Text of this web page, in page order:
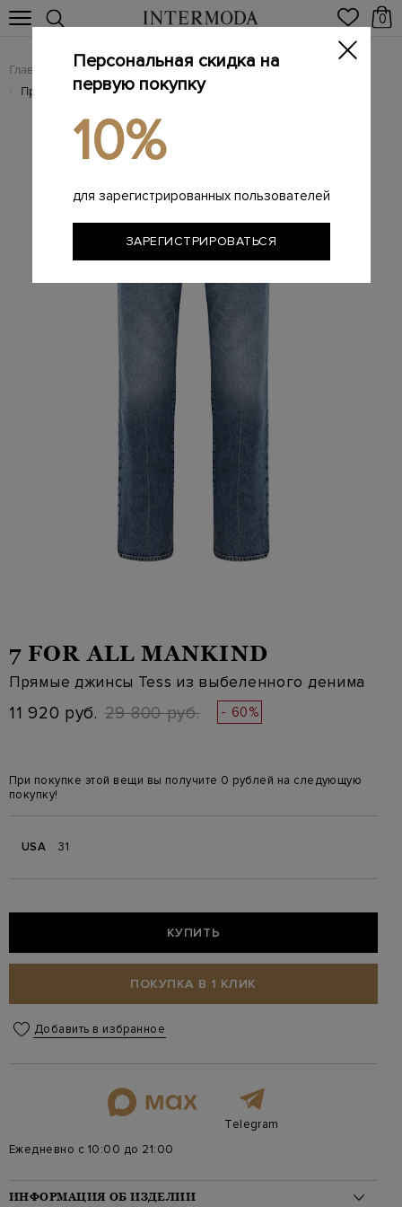
0
Главная Женщинам / Женская одежда / Женские джинсы
/ Прямые джинсы Tess из выбеленного денима
7 FOR ALL MANKIND
Прямые джинсы Tess из выбеленного денима
11 920 руб. 29 800 руб. - 60%
При покупке этой вещи вы получите 0 рублей на следующую
покупку!
USA 31
КУПИТЬ
ПОКУПКА В 1 КЛИК
Добавить в избранное
Telegram
Ежедневно с 10:00 до 21:00
ИНФОРМАЦИЯ ОБ ИЗДЕЛИИ
Персональная скидка на
первую покупку
10%
для зарегистрированных пользователей
ЗАРЕГИСТРИРОВАТЬСЯ